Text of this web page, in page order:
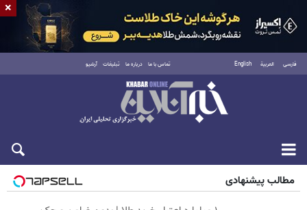
فارسی العربية English تماس با ما درباره ما تبلیغات آرشیو
شنبه ۱۷ مرداد ۱۴۰۵
مطالب پیشنهادی
×